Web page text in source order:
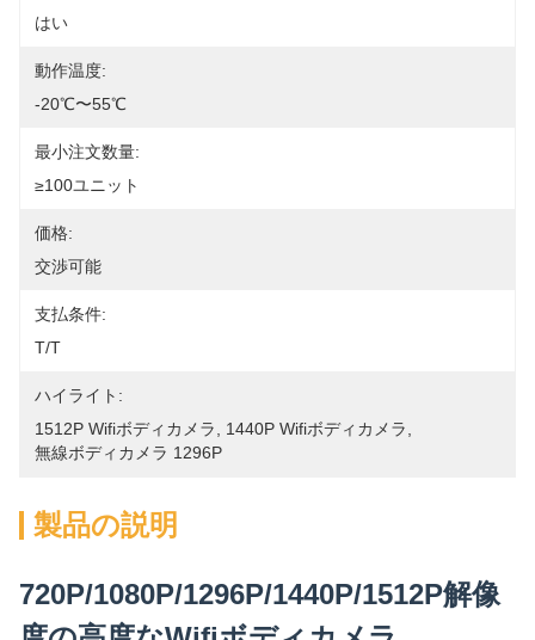
はい
動作温度:
-20℃〜55℃
最小注文数量:
≥100ユニット
価格:
交渉可能
支払条件:
T/T
ハイライト:
1512P Wifiボディカメラ
1440P Wifiボディカメラ
無線ボディカメラ 1296P
製品の説明
720P/1080P/1296P/1440P/1512P解像